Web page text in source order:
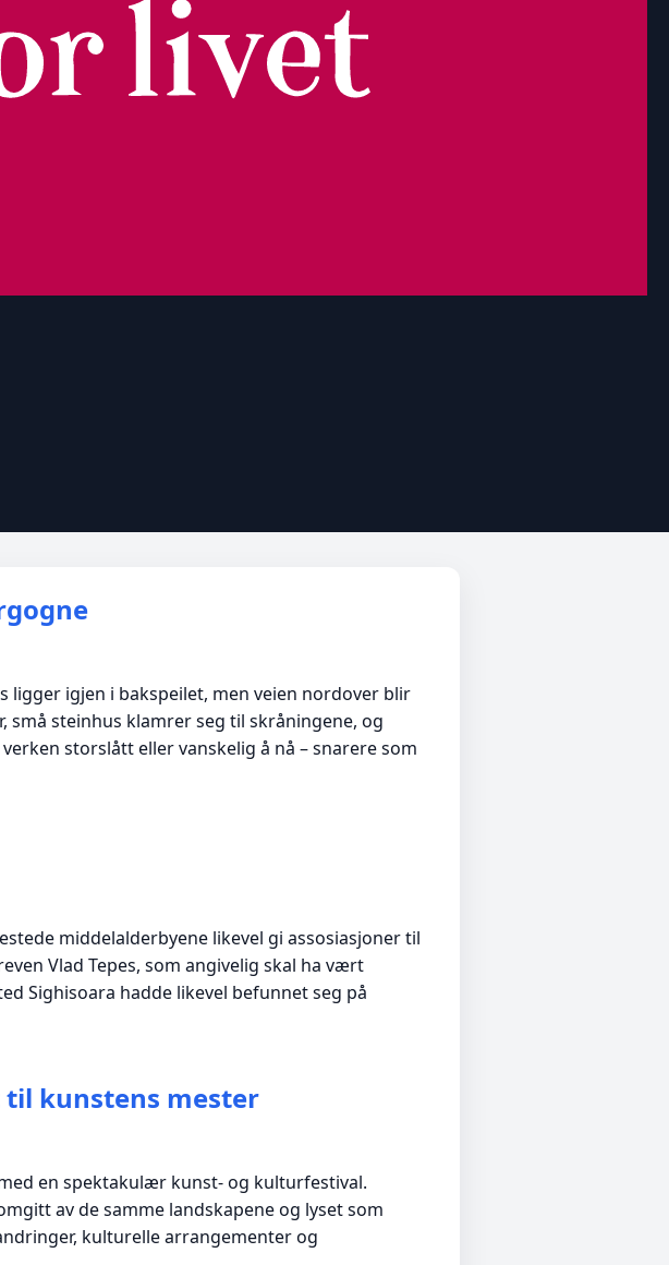
ligger igjen i bakspeilet, men veien nordover blir
små steinhus klamrer seg til skråningene, og
storslått eller vanskelig å nå – snarere som
middelalderbyene likevel gi assosiasjoner til
Vlad Tepes, som angivelig skal ha vært
Sighisoara hadde likevel befunnet seg på
til kunstens mester
en spektakulær kunst- og kulturfestival.
av de samme landskapene og lyset som
kulturelle arrangementer og